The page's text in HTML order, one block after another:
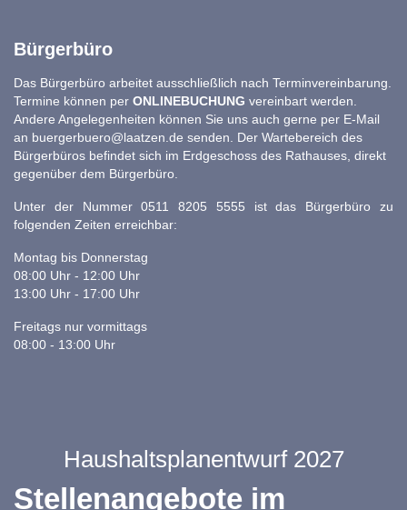
Bürgerbüro
Das Bürgerbüro arbeitet ausschließlich nach Terminvereinbarung.
Termine können per ONLINEBUCHUNG vereinbart werden.
Andere Angelegenheiten können Sie uns auch gerne per E-Mail
an buergerbuero@laatzen.de senden. Der Wartebereich des
Bürgerbüros befindet sich im Erdgeschoss des Rathauses, direkt
gegenüber dem Bürgerbüro.
Unter der Nummer 0511 8205 5555 ist das Bürgerbüro zu
folgenden Zeiten erreichbar:
Montag bis Donnerstag
08:00 Uhr - 12:00 Uhr
13:00 Uhr - 17:00 Uhr
Freitags nur vormittags
08:00 - 13:00 Uhr
Haushaltsplanentwurf 2027
Stellenangebote im